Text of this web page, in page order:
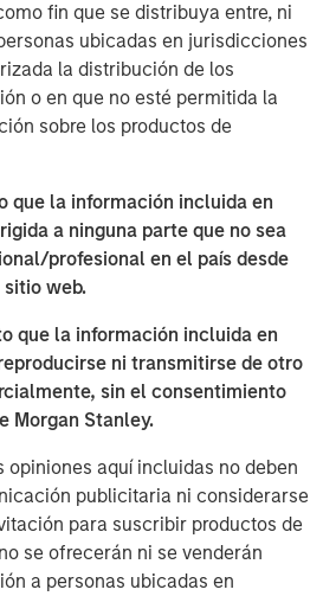
fin que se distribuya entre, ni
ubicadas en jurisdicciones
la distribución de los
o en que no esté permitida la
sobre los productos de
que la información incluida en
a ninguna parte que no sea
profesional en el país desde
sitio web.
que la información incluida en
ni transmitirse de otro
sin el consentimiento
Morgan Stanley.
opiniones aquí incluidas no deben
publicitaria ni considerarse
para suscribir productos de
se ofrecerán ni se venderán
a personas ubicadas en
Q2 Webinar
Q1 Webinar
Insights